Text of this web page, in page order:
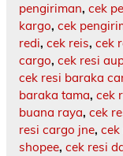
pengiriman, cek
kargo, cek
redi, cek reis, cek
cargo, cek resi
cek resi baraka
baraka tama, cek
buana raya, cek
resi cargo jne,
shopee, cek resi